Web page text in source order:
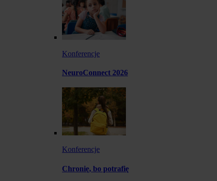
Konferencje
NeuroConnect 2026
Konferencje
Chronię, bo potrafię